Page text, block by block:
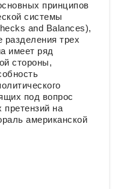
принципов
системы
and Balances),
трех
имеет ряд
стороны,
под вопрос
претензий на
американской